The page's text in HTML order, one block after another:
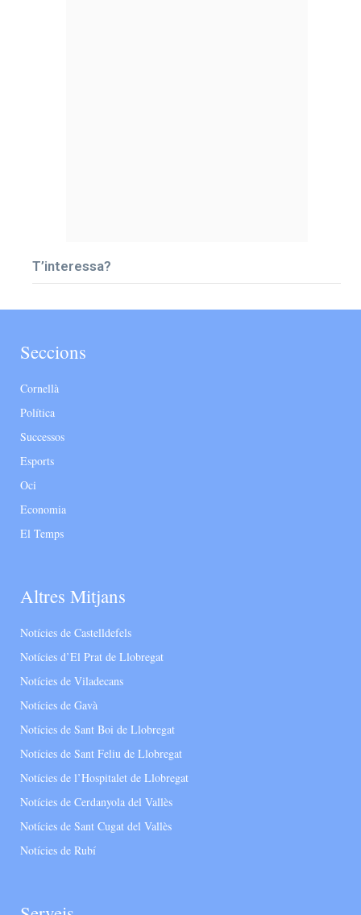
T’interessa?
Seccions
Cornellà
Política
Successos
Esports
Oci
Economia
El Temps
Altres Mitjans
Notícies de Castelldefels
Notícies d’El Prat de Llobregat
Notícies de Viladecans
Notícies de Gavà
Notícies de Sant Boi de Llobregat
Notícies de Sant Feliu de Llobregat
Notícies de l’Hospitalet de Llobregat
Notícies de Cerdanyola del Vallès
Notícies de Sant Cugat del Vallès
Notícies de Rubí